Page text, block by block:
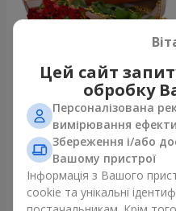
Квіти в коробці "25
червоних троянд!"
3 999 грн
Замовити
Цей сайт
обробку
Персоналізована
вимірювання
Збереження і/або
Вашому пристрої
Інформація з Вашого
cookie та унікальні